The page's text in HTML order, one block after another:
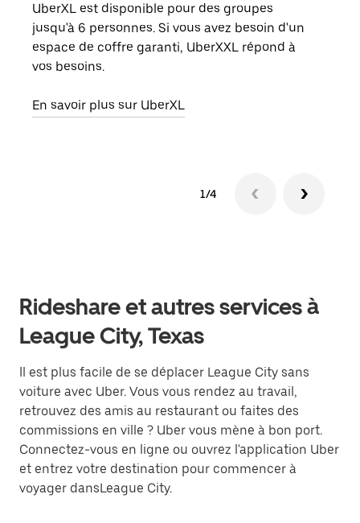
UberXL est disponible pour des groupes
jusqu'à 6 personnes. Si vous avez besoin d'un
espace de coffre garanti, UberXXL répond à
vos besoins.
En savoir plus sur UberXL
1/4
Rideshare et autres services à
League City, Texas
Il est plus facile de se déplacer League City sans
voiture avec Uber. Vous vous rendez au travail,
retrouvez des amis au restaurant ou faites des
commissions en ville ? Uber vous mène à bon port.
Connectez-vous en ligne ou ouvrez l'application Uber
et entrez votre destination pour commencer à
voyager dansLeague City.